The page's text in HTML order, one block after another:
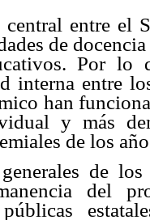
entre el
de
Por lo
interna entre
han
y más
de los
de
del
públicas